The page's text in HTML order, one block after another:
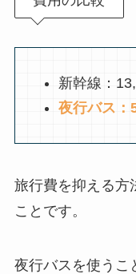
新幹線：
夜行バス：
旅行費を抑える方
ことです。
夜行バスを使うこ